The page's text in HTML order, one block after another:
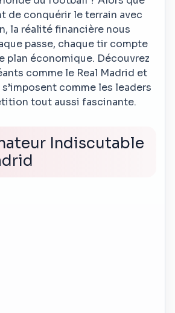
de conquérir le terrain avec
la réalité financière nous
passe, chaque tir compte
plan économique. Découvrez
comme le Real Madrid et
comme les leaders
tout aussi fascinante.
Indiscutable